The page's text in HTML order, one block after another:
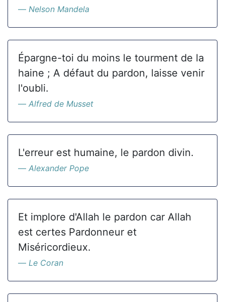
Nelson Mandela
Épargne-toi du moins le tourment de la
haine ; A défaut du pardon, laisse venir
l'oubli.
Alfred de Musset
L'erreur est humaine, le pardon divin.
Alexander Pope
Et implore d'Allah le pardon car Allah
est certes Pardonneur et
Miséricordieux.
Le Coran